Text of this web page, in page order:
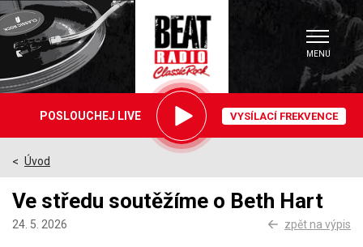
hrajemePOSLOUCHEJ LIVE VYSÍLACÍ FREKVENCE
MENU
Úvod
>
Ve středu soutěžíme o Beth Hart
24. 5. 2026 zpět na výpis